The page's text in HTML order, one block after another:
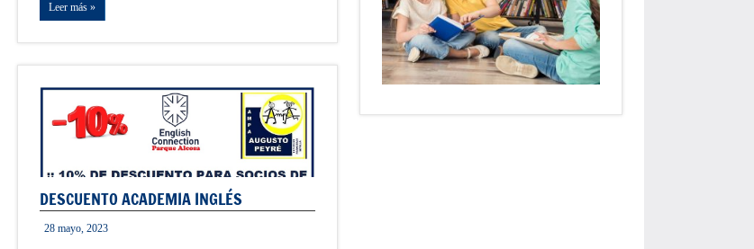
Leer más
DESCUENTO ACADEMIA INGLÉS
28 mayo, 2023
informacion